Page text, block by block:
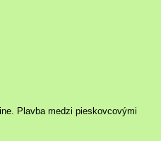
Plavba medzi pieskovcovými